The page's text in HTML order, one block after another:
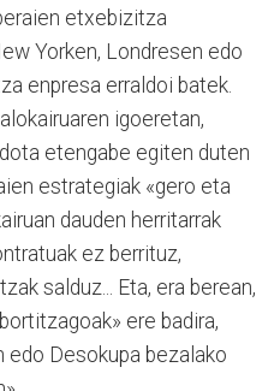
etxebizitza
Yorken, Londresen edo
enpresa erraldoi batek.
igoeretan,
etengabe egiten duten
estrategiak «gero eta
dauden herritarrak
ez berrituz,
salduz... Eta, era berean,
ere badira,
edo Desokupa bezalako